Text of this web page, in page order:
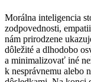
Morálna inteligencia
zodpovednosti,
nám prirodzene
dôležité a dlhodobo
a minimalizovať iné
k nesprávnemu alebo